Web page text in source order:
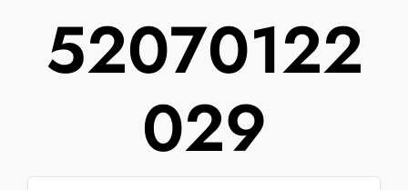
Über uns
52070122
029